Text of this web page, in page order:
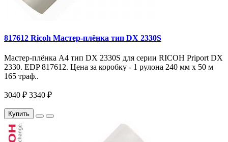
817612 Ricoh Мастер-плёнка тип DX 2330S
Мастер-плёнка A4 тип DX 2330S для серии RICOH Priport DX
2330. EDP 817612. Цена за коробку - 1 рулона 240 мм x 50 м
165 траф..
3040 ₽ 3340 ₽
Купить